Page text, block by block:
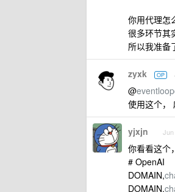
你用代理怎
很多环节其
所以我准备
zyxk OP
@
使用这个，
yjxjn
你看看这个
# OpenAI
DOMAIN,
DOMAIN,